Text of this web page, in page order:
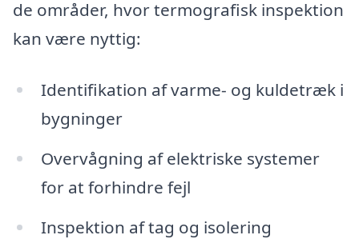
de områder, hvor termografisk inspektion
kan være nyttig:
Identifikation af varme- og kuldetræk i
bygninger
Overvågning af elektriske systemer
for at forhindre fejl
Inspektion af tag og isolering